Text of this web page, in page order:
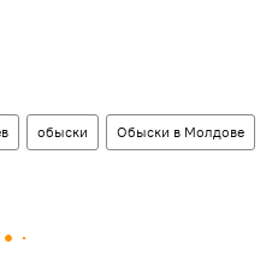
обыски Обыски в Молдове